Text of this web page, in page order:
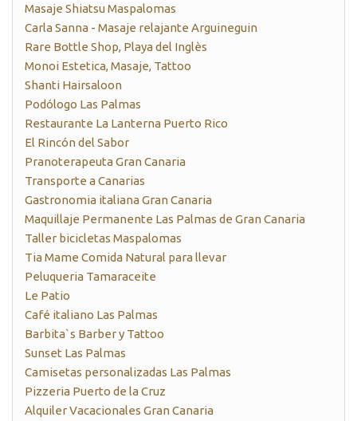
Masaje Shiatsu Maspalomas
Carla Sanna - Masaje relajante Arguineguin
Rare Bottle Shop, Playa del Inglès
Monoi Estetica, Masaje, Tattoo
Shanti Hairsaloon
Podólogo Las Palmas
Restaurante La Lanterna Puerto Rico
El Rincón del Sabor
Pranoterapeuta Gran Canaria
Transporte a Canarias
Gastronomia italiana Gran Canaria
Maquillaje Permanente Las Palmas de Gran Canaria
Taller bicicletas Maspalomas
Tia Mame Comida Natural para llevar
Peluqueria Tamaraceite
Le Patio
Café italiano Las Palmas
Barbita`s Barber y Tattoo
Sunset Las Palmas
Camisetas personalizadas Las Palmas
Pizzeria Puerto de la Cruz
Alquiler Vacacionales Gran Canaria